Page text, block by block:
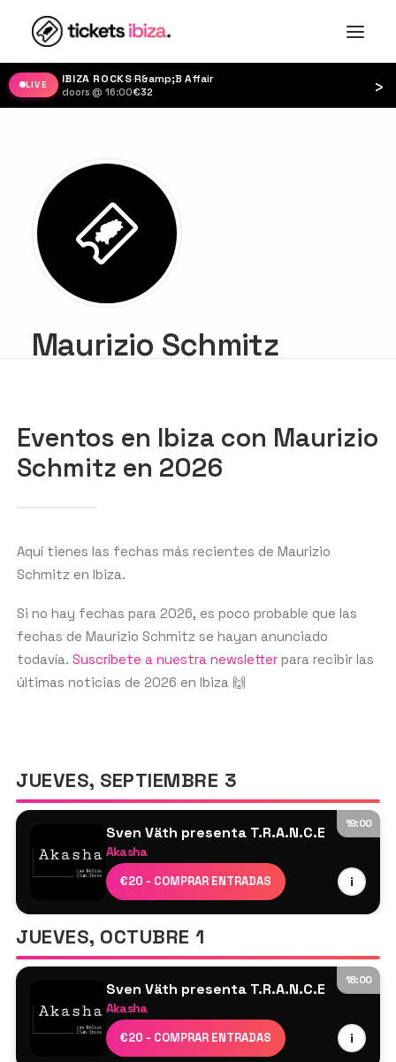
GET THE APP
LIVE IBIZA ROCKS·R&amp;B Affair
doors @ 16:00·€32 ›
Maurizio Schmitz
Eventos en Ibiza con Maurizio
Schmitz en 2026
Aquí tienes las fechas más recientes de Maurizio
Schmitz en Ibiza.
Si no hay fechas para 2026, es poco probable que las
fechas de Maurizio Schmitz se hayan anunciado
todavía. Suscríbete a nuestra newsletter para recibir las
últimas noticias de 2026 en Ibiza 🙌
JUEVES, SEPTIEMBRE 3
19:00
Sven Väth presenta T.R.A.N.C.E
Akasha
€20 - COMPRAR ENTRADAS i
Sven Väth
Maurizio Schmitz
JUEVES, OCTUBRE 1
18:00
Sven Väth presenta T.R.A.N.C.E
Akasha
€20 - COMPRAR ENTRADAS i
Sven Väth
Maurizio Schmitz